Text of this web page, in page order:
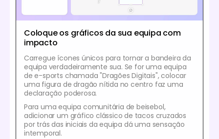
Coloque os gráficos da sua equipa com
impacto
Carregue ícones únicos para tornar a bandeira da
equipa verdadeiramente sua. Se for uma equipa
de e-sports chamada "Dragões Digitais", colocar
uma figura de dragão nítida no centro faz uma
declaração poderosa.
Para uma equipa comunitária de beisebol,
adicionar um gráfico clássico de tacos cruzados
por trás das iniciais da equipa dá uma sensação
intemporal.